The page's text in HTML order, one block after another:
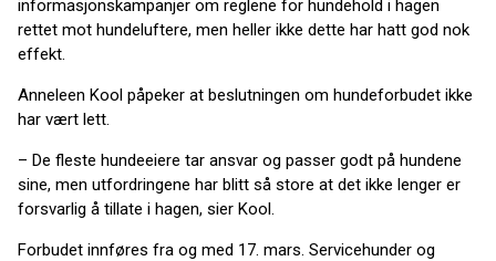
informasjonskampanjer om reglene for hundehold i hagen
rettet mot hundeluftere, men heller ikke dette har hatt god nok
effekt.
Anneleen Kool påpeker at beslutningen om hundeforbudet ikke
har vært lett.
– De fleste hundeeiere tar ansvar og passer godt på hundene
sine, men utfordringene har blitt så store at det ikke lenger er
forsvarlig å tillate i hagen, sier Kool.
Forbudet innføres fra og med 17. mars. Servicehunder og